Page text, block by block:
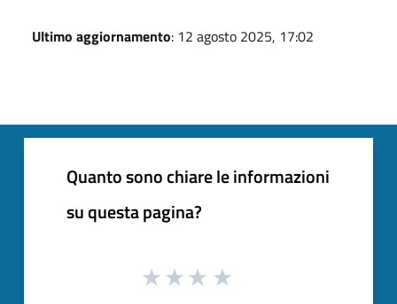
Ultimo aggiornamento: 12 agosto 2025, 17:02
Quanto sono chiare le informazioni
su questa pagina?